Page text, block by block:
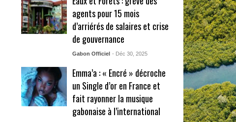
agents pour 15 mois
d’arriérés de salaires et crise
de gouvernance
Gabon Officiel - Déc 30, 2025
Emma’a : « Encré » décroche
un Single d’or en France et
fait rayonner la musique
gabonaise à l’international